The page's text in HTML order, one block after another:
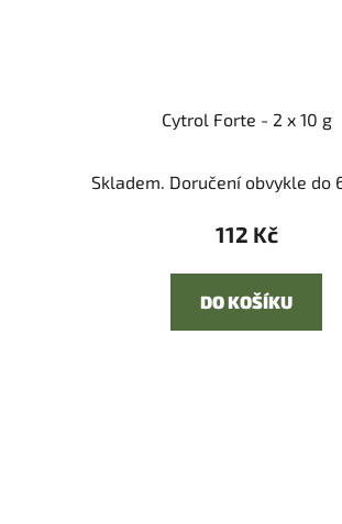
Cytrol Forte - 2 x 10 g
Skladem. Doručení obvykle do
112 Kč
DO KOŠÍKU